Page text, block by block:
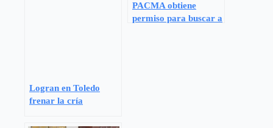
Logran en Toledo
frenar la cría
PACMA obtiene
permiso para buscar a